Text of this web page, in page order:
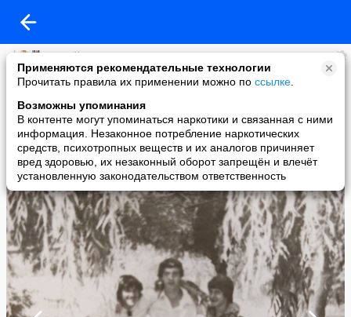
Применяются рекомендательные технологии
Прочитать правила их применении можно по ссылке
Возможны упоминания
В контенте могут упоминаться наркотики и связанная с ними
информация. Незаконное потребление наркотических
средств, психотропных веществ и их аналогов причиняет
вред здоровью, их незаконный оборот запрещён и влечёт
установленную законодательством ответственность
сергей никулин
added a photo
12 Mar в 10:22